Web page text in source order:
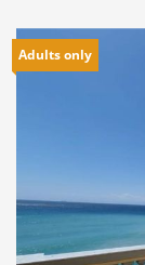
Adults only